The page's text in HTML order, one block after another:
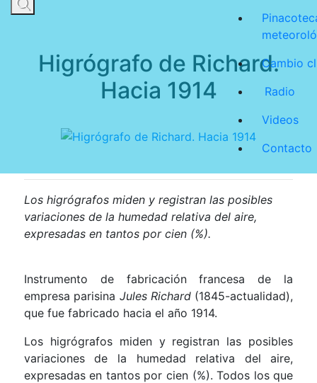
Cambio
Radio
Videos
Contacto
Higrógrafo de Richard.
Hacia 1914
Los higrógrafos miden y registran las posibles
variaciones de la humedad relativa del aire,
expresadas en tantos por cien (%).
Instrumento de fabricación francesa de la
empresa parisina Jules Richard (1845-actualidad),
que fue fabricado hacia el año 1914.
Los higrógrafos miden y registran las posibles
variaciones de la humedad relativa del aire,
expresadas en tantos por cien (%). Todos los que